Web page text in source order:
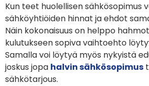
Kun teet huolellisen sähkösopimus
sähköyhtiöiden hinnat ja ehdot
Näin kokonaisuus on helppo
kulutukseen sopiva vaihtoehto
Samalla voi löytyä myös nykyistä
joskus jopa halvin sähkösopimus
sähkötarjous.